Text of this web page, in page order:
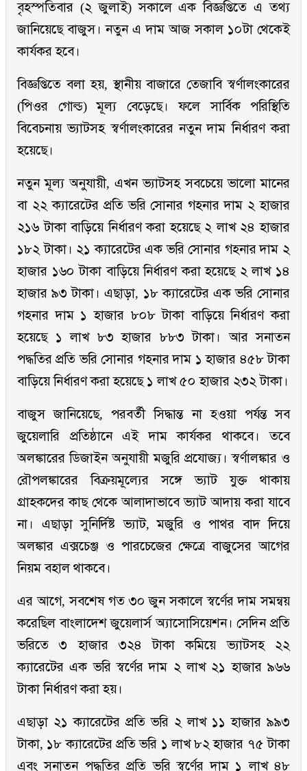
বৃহস্পতিবার (২ জুলাই) সকালে এক বিজ্ঞপ্তিতে এ তথ্য
জানিয়েছে বাজুস। নতুন এ দাম আজ সকাল ১০টা থেকেই
কার্যকর হবে।
বিজ্ঞপ্তিতে বলা হয়, স্থানীয় বাজারে তেজাবি স্বর্ণালংকারের
(পিওর গোল্ড) মূল্য বেড়েছে। ফলে সার্বিক পরিস্থিতি
বিবেচনায় ভ্যাটসহ স্বর্ণালংকারের নতুন দাম নির্ধারণ করা
হয়েছে।
নতুন মূল্য অনুযায়ী, এখন ভ্যাটসহ সবচেয়ে ভালো মানের
বা ২২ ক্যারেটের প্রতি ভরি সোনার গহনার দাম ২ হাজার
২১৬ টাকা বাড়িয়ে নির্ধারণ করা হয়েছে ২ লাখ ২৪ হাজার
১৮২ টাকা। ২১ ক্যারেটের এক ভরি সোনার গহনার দাম ২
হাজার ১৬০ টাকা বাড়িয়ে নির্ধারণ করা হয়েছে ২ লাখ ১৪
হাজার ৯৩ টাকা। এছাড়া, ১৮ ক্যারেটের এক ভরি সোনার
গহনার দাম ১ হাজার ৮০৮ টাকা বাড়িয়ে নির্ধারণ করা
হয়েছে ১ লাখ ৮৩ হাজার ৮৮৩ টাকা। আর সনাতন
পদ্ধতির প্রতি ভরি সোনার গহনার দাম ১ হাজার ৪৫৮ টাকা
বাড়িয়ে নির্ধারণ করা হয়েছে ১ লাখ ৫০ হাজার ২৩২ টাকা।
বাজুস জানিয়েছে, পরবর্তী সিদ্ধান্ত না হওয়া পর্যন্ত সব
জুয়েলারি প্রতিষ্ঠানে এই দাম কার্যকর থাকবে। তবে
অলঙ্কারের ডিজাইন অনুযায়ী মজুরি প্রযোজ্য। স্বর্ণালঙ্কার ও
রৌপলঙ্কারের বিক্রয়মূল্যের সঙ্গে ভ্যাট যুক্ত থাকায়
গ্রাহকদের কাছ থেকে আলাদাভাবে ভ্যাট আদায় করা যাবে
না। এছাড়া সুনির্দিষ্ট ভ্যাট, মজুরি ও পাথর বাদ দিয়ে
অলঙ্কার এক্সচেঞ্জ ও পারচেজের ক্ষেত্রে বাজুসের আগের
নিয়ম বহাল থাকবে।
এর আগে, সবশেষ গত ৩০ জুন সকালে স্বর্ণের দাম সমন্বয়
করেছিল বাংলাদেশ জুয়েলার্স অ্যাসোসিয়েশন। সেদিন প্রতি
ভরিতে ৩ হাজার ৩২৪ টাকা কমিয়ে ভ্যাটসহ ২২
ক্যারেটের এক ভরি স্বর্ণের দাম ২ লাখ ২১ হাজার ৯৬৬
টাকা নির্ধারণ করা হয়।
এছাড়া ২১ ক্যারেটের প্রতি ভরি ২ লাখ ১১ হাজার ৯৯৩
টাকা, ১৮ ক্যারেটের প্রতি ভরি ১ লাখ ৮২ হাজার ৭৫ টাকা
এবং সনাতন পদ্ধতির প্রতি ভরি স্বর্ণের দাম ১ লাখ ৪৮